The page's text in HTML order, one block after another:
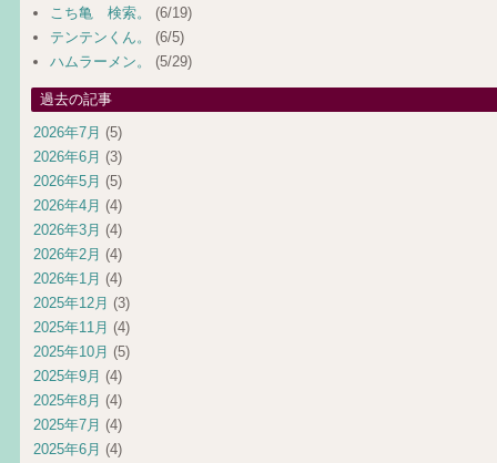
こち亀 検索。
(6/19)
テンテンくん。
(6/5)
ハムラーメン。
(5/29)
過去の記事
2026年7月 (5)
2026年6月 (3)
2026年5月 (5)
2026年4月 (4)
2026年3月 (4)
2026年2月 (4)
2026年1月 (4)
2025年12月 (3)
2025年11月 (4)
2025年10月 (5)
2025年9月 (4)
2025年8月 (4)
2025年7月 (4)
2025年6月 (4)